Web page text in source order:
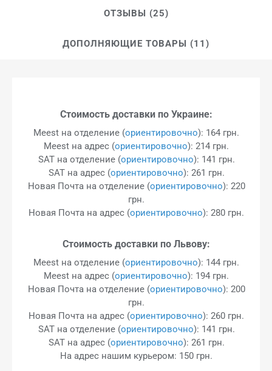
ОТЗЫВЫ (25)
ДОПОЛНЯЮЩИЕ ТОВАРЫ (11)
Стоимость доставки по Украине:
Meest на отделение (ориентировочно): 164 грн.
Meest на адрес (ориентировочно): 214 грн.
SAT на отделение (ориентировочно): 141 грн.
SAT на адрес (ориентировочно): 261 грн.
Новая Почта на отделение (ориентировочно): 220
грн.
Новая Почта на адрес (ориентировочно): 280 грн.
Стоимость доставки по Львову:
Meest на отделение (ориентировочно): 144 грн.
Meest на адрес (ориентировочно): 194 грн.
Новая Почта на отделение (ориентировочно): 200
грн.
Новая Почта на адрес (ориентировочно): 260 грн.
SAT на отделение (ориентировочно): 141 грн.
SAT на адрес (ориентировочно): 261 грн.
На адрес нашим курьером: 150 грн.